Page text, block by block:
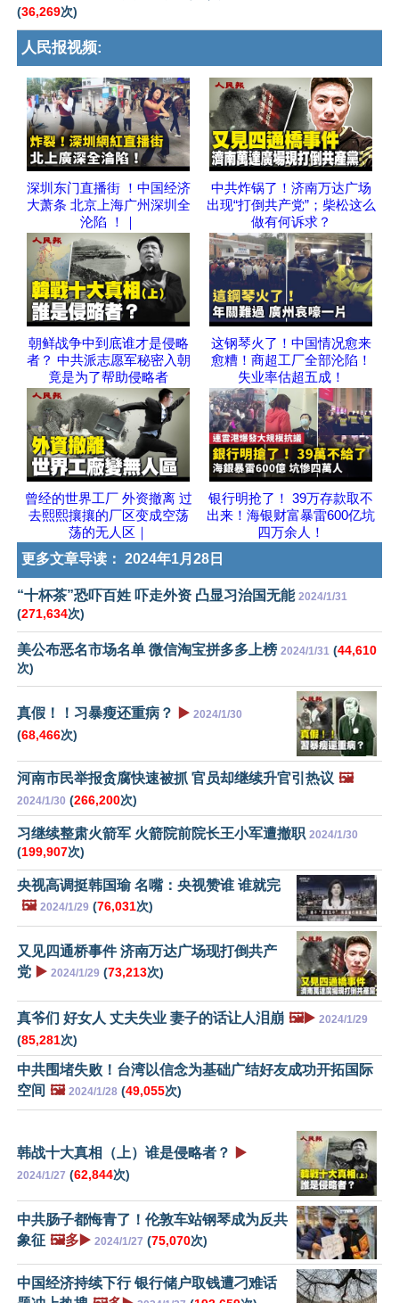
(36,269次)
人民报视频:
深圳东门直播街 ！中国经济
大萧条 北京上海广州深圳全
沦陷 ！｜
中共炸锅了！济南万达广场
出现“打倒共产党”；柴松这么
做有何诉求？
朝鲜战争中到底谁才是侵略
者？ 中共派志愿军秘密入朝
竟是为了帮助侵略者
这钢琴火了！中国情况愈来
愈糟！商超工厂全部沦陷！
失业率估超五成！
曾经的世界工厂 外资撤离 过
去熙熙攘攘的厂区变成空荡
荡的无人区｜
银行明抢了！ 39万存款取不
出来！海银财富暴雷600亿坑
四万余人！
更多文章导读： 2024年1月28日
“十杯茶”恐吓百姓 吓走外资 凸显习治国无能 2024/1/31
(271,634次)
美公布恶名市场名单 微信淘宝拼多多上榜 2024/1/31 (44,610
次)
真假！！习暴瘦还重病？ ▶️ 2024/1/30
(68,466次)
河南市民举报贪腐快速被抓 官员却继续升官引热议 🖼️
2024/1/30 (266,200次)
习继续整肃火箭军 火箭院前院长王小军遭撤职 2024/1/30
(199,907次)
央视高调挺韩国瑜 名嘴：央视赞谁 谁就完
🖼️ 2024/1/29 (76,031次)
又见四通桥事件 济南万达广场现打倒共产
党 ▶️ 2024/1/29 (73,213次)
真爷们 好女人 丈夫失业 妻子的话让人泪崩 🖼️▶️ 2024/1/29
(85,281次)
中共围堵失败！台湾以信念为基础广结好友成功开拓国际
空间 🖼️ 2024/1/28 (49,055次)
韩战十大真相（上）谁是侵略者？ ▶️
2024/1/27 (62,844次)
中共肠子都悔青了！伦敦车站钢琴成为反共
象征 🖼️多▶️ 2024/1/27 (75,070次)
中国经济持续下行 银行储户取钱遭刁难话